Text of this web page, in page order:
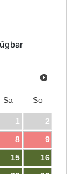
Sa So
1
2
8
9
15
16